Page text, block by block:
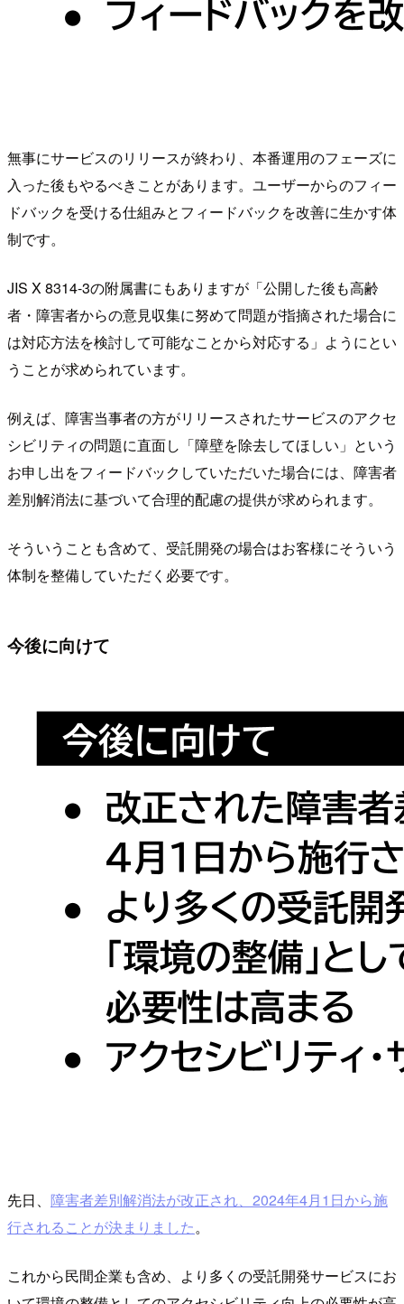
無事にサービスのリリースが終わり、本番運用のフェーズに
入った後もやるべきことがあります。ユーザーからのフィー
ドバックを受ける仕組みとフィードバックを改善に生かす体
制です。
JIS X 8314-3の附属書にもありますが「公開した後も高齢
者・障害者からの意見収集に努めて問題が指摘された場合に
は対応方法を検討して可能なことから対応する」ようにとい
うことが求められています。
例えば、障害当事者の方がリリースされたサービスのアクセ
シビリティの問題に直面し「障壁を除去してほしい」という
お申し出をフィードバックしていただいた場合には、障害者
差別解消法に基づいて合理的配慮の提供が求められます。
そういうことも含めて、受託開発の場合はお客様にそういう
体制を整備していただく必要です。
今後に向けて
先日、 障害者差別解消法が改正され、2024年4月1日から施
行されることが決まりました。
これから民間企業も含め、より多くの受託開発サービスにお